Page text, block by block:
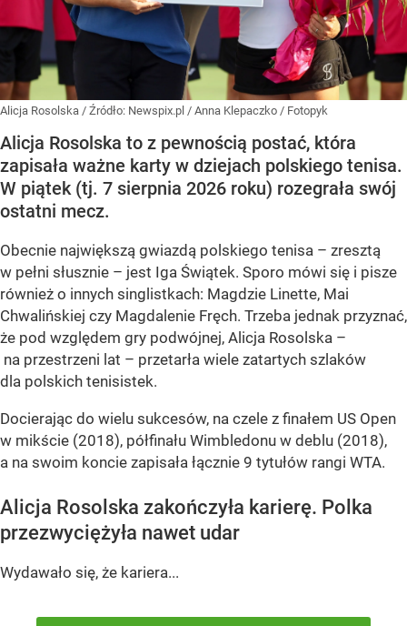
Alicja Rosolska / Źródło: Newspix.pl / Anna Klepaczko / Fotopyk
Alicja Rosolska to z pewnością postać, która
zapisała ważne karty w dziejach polskiego tenisa.
W piątek (tj. 7 sierpnia 2026 roku) rozegrała swój
ostatni mecz.
Obecnie największą gwiazdą polskiego tenisa – zresztą
w pełni słusznie – jest Iga Świątek. Sporo mówi się i pisze
również o innych singlistkach: Magdzie Linette, Mai
Chwalińskiej czy Magdalenie Fręch. Trzeba jednak przyznać,
że pod względem gry podwójnej, Alicja Rosolska –
na przestrzeni lat – przetarła wiele zatartych szlaków
dla polskich tenisistek.
Docierając do wielu sukcesów, na czele z finałem US Open
w mikście (2018), półfinału Wimbledonu w deblu (2018),
a na swoim koncie zapisała łącznie 9 tytułów rangi WTA.
Alicja Rosolska zakończyła karierę. Polka
przezwyciężyła nawet udar
Wydawało się, że kariera...